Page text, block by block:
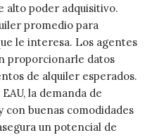
alto poder adquisitivo.
promedio para
le interesa. Los agentes
proporcionarle datos
de alquiler esperados.
la demanda de
con buenas comodidades
un potencial de